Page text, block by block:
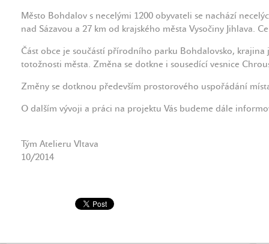
Město Bohdalov s necelými 1200 obyvateli se nachází
nad Sázavou a 27 km od krajského města Vysočiny Jihlava.
Část obce je součástí přírodního parku Bohdalovsko,
totožnosti města. Změna se dotkne i sousedící vesnice
Změny se dotknou především prostorového uspořádání
O dalším vývoji a práci na projektu Vás budeme dále
Tým Atelieru Vltava
10/2014